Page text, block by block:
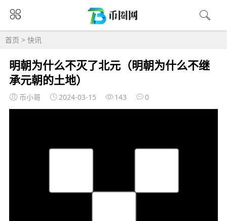
首页 > 快讯
明朝为什么不灭了北元（明朝为什么不继
承元朝的土地）
币小哥 2024-03-15 143 0